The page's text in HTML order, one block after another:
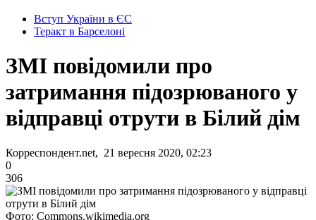
Вступ України в ЄС
Теракт в Барселоні
ЗМІ повідомили про
затримання підозрюваного у
відправці отрути в Білий дім
Корреспондент.net, 21 вересня 2020, 02:23
0
306
Фото: Commons.wikimedia.org